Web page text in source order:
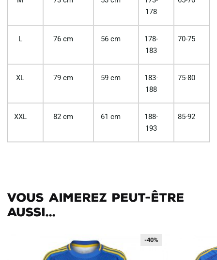
178
L 76 cm 56 cm
178-
183
70-75
XL 79 cm 59 cm
183-
188
75-80
XXL 82 cm 61 cm
188-
193
85-92
Vous aimerez peut-être
aussi...
-40%
-40%